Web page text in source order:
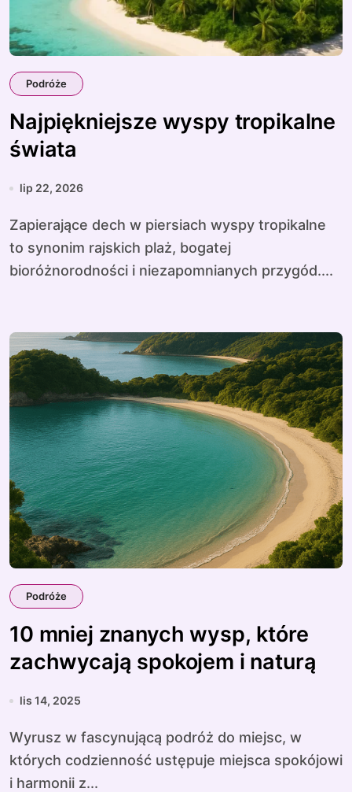
Podróże
Najpiękniejsze wyspy tropikalne
świata
lip 22, 2026
Zapierające dech w piersiach wyspy tropikalne
to synonim rajskich plaż, bogatej
bioróżnorodności i niezapomnianych przygód....
Podróże
10 mniej znanych wysp, które
zachwycają spokojem i naturą
lis 14, 2025
Wyrusz w fascynującą podróż do miejsc, w
których codzienność ustępuje miejsca spokójowi
i harmonii z...